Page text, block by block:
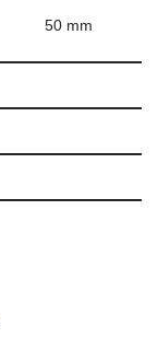
50 mm